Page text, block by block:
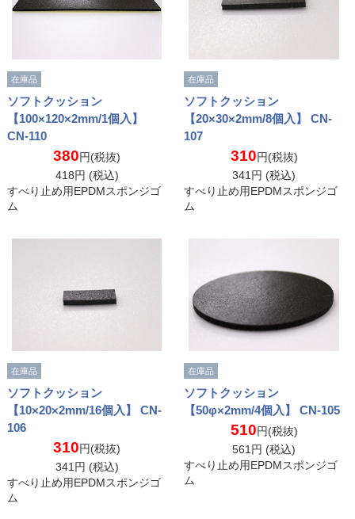
在庫品
ソフトクッション
【100×120×2mm/1個入】
CN-110
380円(税抜)
418円 (税込)
すべり止め用EPDMスポンジゴ
ム
在庫品
ソフトクッション
【20×30×2mm/8個入】 CN-
107
310円(税抜)
341円 (税込)
すべり止め用EPDMスポンジゴ
ム
在庫品
ソフトクッション
【10×20×2mm/16個入】 CN-
106
310円(税抜)
341円 (税込)
すべり止め用EPDMスポンジゴ
ム
在庫品
ソフトクッション
【50φ×2mm/4個入】 CN-105
510円(税抜)
561円 (税込)
すべり止め用EPDMスポンジゴ
ム